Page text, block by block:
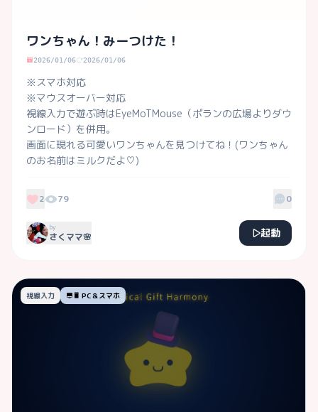
ワンちゃん！みーつけた！
2026/01/06 2026/01/06
※スマホ対応
※マウスオーバー対応
視線入力で遊ぶ時はEyeMoTMouse（ポランの広場よりダウ
ンロード）を併用。
画面に現れる可愛いワンちゃんを見つけてね！(ワンちゃん
のお名前はミルクだよ♡)
視線、指、マウスの動きに合わせて奏でる音も楽しもう♪
2 79 0
by
さくママ🌸 起動
視線入力 PC＆スマホ